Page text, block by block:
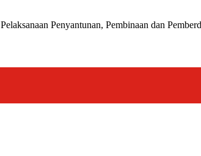
Penyantunan, Pembinaan dan